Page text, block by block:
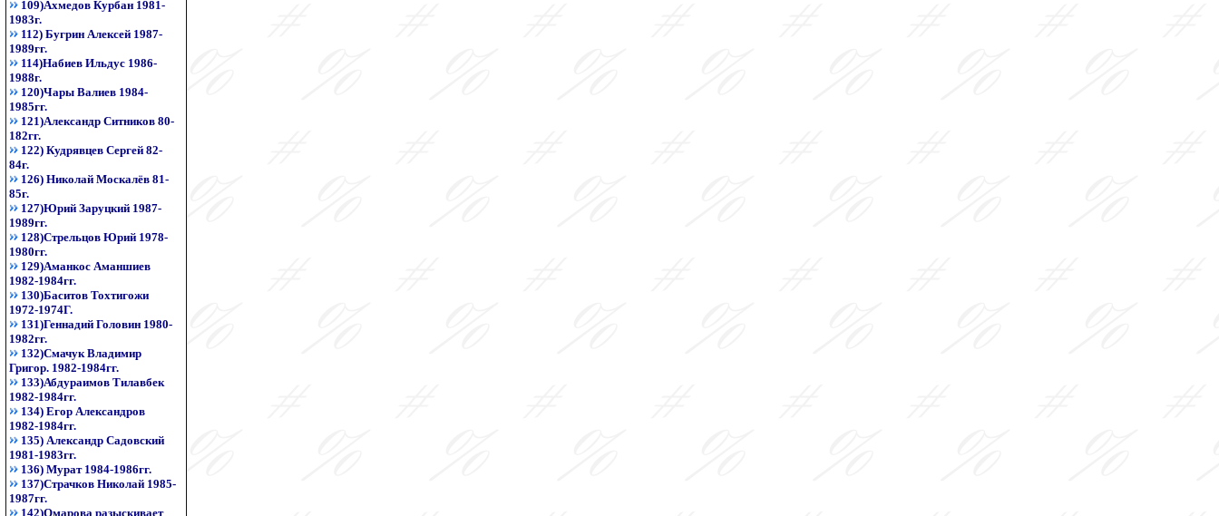
109)Ахмедов Курбан 1981-
1983г.
112) Бугрин Алексей 1987-
1989гг.
114)Набиев Ильдус 1986-
1988г.
120)Чары Валиев 1984-
1985гг.
121)Александр Ситников 80-
182гг.
122) Кудрявцев Сергей 82-
84г.
126) Николай Москалёв 81-
85г.
127)Юрий Заруцкий 1987-
1989гг.
128)Стрельцов Юрий 1978-
1980гг.
129)Аманкос Аманшиев
1982-1984гг.
130)Баситов Тохтигожи
1972-1974Г.
131)Геннадий Головин 1980-
1982гг.
132)Смачук Владимир
Григор. 1982-1984гг.
133)Абдураимов Тилавбек
1982-1984гг.
134) Егор Александров
1982-1984гг.
135) Александр Садовский
1981-1983гг.
136) Мурат 1984-1986гг.
137)Страчков Николай 1985-
1987гг.
142)Омарова разыскивает